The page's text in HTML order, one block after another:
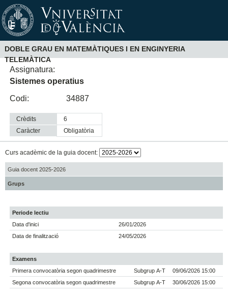
DOBLE GRAU EN MATEMÀTIQUES I EN ENGINYERIA
TELEMÀTICA
Assignatura:
Sistemes operatius
Codi:
34887
Crèdits
6
Caràcter
obligatòria
Curs acadèmic de la guia docent:
Guia docent 2025-2026
Grups
Periode lectiu
Data d'inici
26/01/2026
Data de finalització
24/05/2026
Examens
Primera convocatòria segon quadrimestre
Subgrup A-T
09/06/2026 15:00
Segona convocatòria segon quadrimestre
Subgrup A-T 30/06/2026 15:00